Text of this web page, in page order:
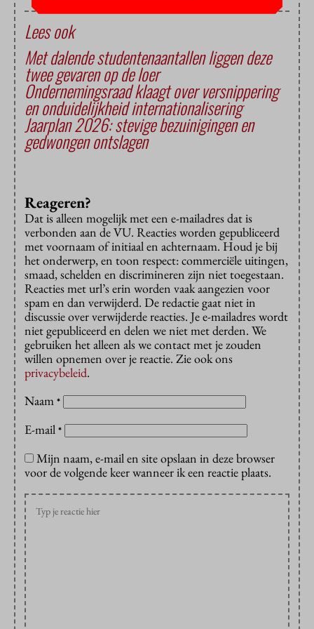
Lees ook
Met dalende studentenaantallen liggen deze
twee gevaren op de loer
Ondernemingsraad klaagt over versnippering
en onduidelijkheid internationalisering
Jaarplan 2026: stevige bezuinigingen en
gedwongen ontslagen
Reageren?
Dat is alleen mogelijk met een e-mailadres dat is
verbonden aan de VU. Reacties worden gepubliceerd
met voornaam of initiaal en achternaam. Houd je bij
het onderwerp, en toon respect: commerciële uitingen,
smaad, schelden en discrimineren zijn niet toegestaan.
Reacties met url’s erin worden vaak aangezien voor
spam en dan verwijderd. De redactie gaat niet in
discussie over verwijderde reacties. Je e-mailadres wordt
niet gepubliceerd en delen we niet met derden. We
gebruiken het alleen als we contact met je zouden
willen opnemen over je reactie. Zie ook ons
privacybeleid.
Naam *
E-mail *
Mijn naam, e-mail en site opslaan in deze browser
voor de volgende keer wanneer ik een reactie plaats.